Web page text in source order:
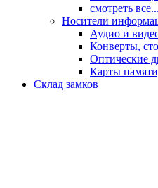
смотреть все...
Носители
Аудио и
Конверты,
Оптические
Карты
Склад замков